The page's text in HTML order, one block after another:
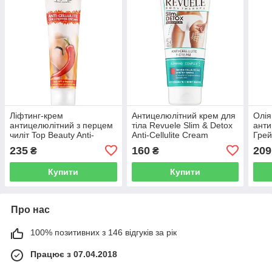
Ліфтинг-крем
антицелюлітний з перцем
чиліт Top Beauty Anti-
235 ₴
Купити
Антицелюлітний крем для
тіла Revuele Slim & Detox
Anti-Cellulite Cream
160₴
Купити
209
Про нас
100% позитивних з 146 відгуків за рік
Працює з 07.04.2018